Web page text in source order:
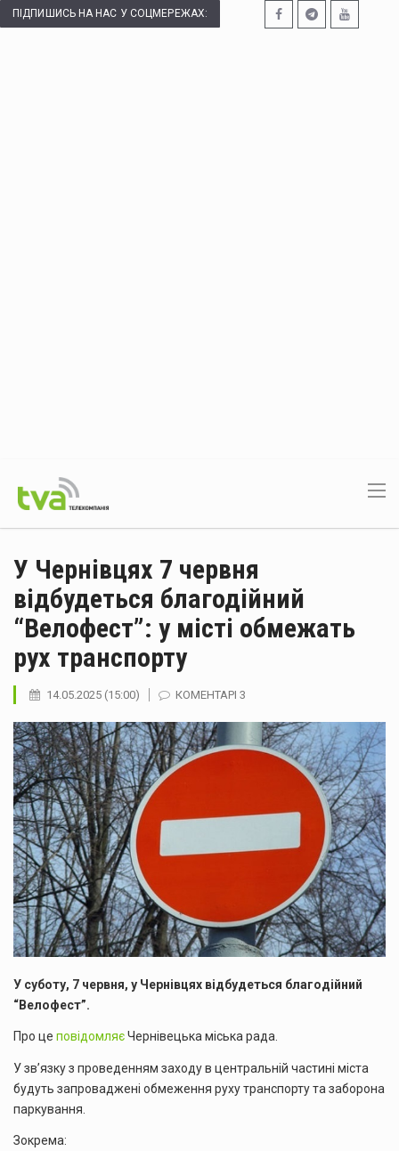
ПІДПИШИСЬ НА НАС У СОЦМЕРЕЖАХ:
У Чернівцях 7 червня
відбудеться благодійний
“Велофест”: у місті обмежать
рух транспорту
14.05.2025 (15:00) КОМЕНТАРІ 3
У суботу, 7 червня, у Чернівцях відбудеться благодійний
“Велофест”.
Про це повідомляєЧернівецька міська рада.
У зв’язку з проведенням заходу в центральній частині міста
будуть запроваджені обмеження руху транспорту та заборона
паркування.
Зокрема: